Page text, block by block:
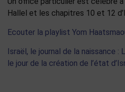
Hallel et les chapitres 10 et 12
Ecouter la playlist Yom
Israël, le journal de la naissance :
le jour de la création de l’état